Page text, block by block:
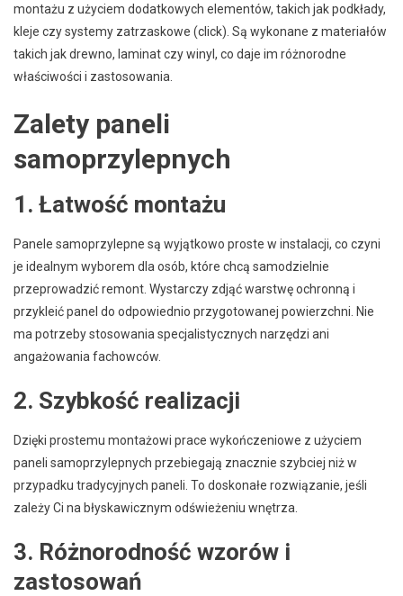
montażu z użyciem dodatkowych elementów, takich jak podkłady,
kleje czy systemy zatrzaskowe (click). Są wykonane z materiałów
takich jak drewno, laminat czy winyl, co daje im różnorodne
właściwości i zastosowania.
Zalety paneli
samoprzylepnych
1. Łatwość montażu
Panele samoprzylepne są wyjątkowo proste w instalacji, co czyni
je idealnym wyborem dla osób, które chcą samodzielnie
przeprowadzić remont. Wystarczy zdjąć warstwę ochronną i
przykleić panel do odpowiednio przygotowanej powierzchni. Nie
ma potrzeby stosowania specjalistycznych narzędzi ani
angażowania fachowców.
2. Szybkość realizacji
Dzięki prostemu montażowi prace wykończeniowe z użyciem
paneli samoprzylepnych przebiegają znacznie szybciej niż w
przypadku tradycyjnych paneli. To doskonałe rozwiązanie, jeśli
zależy Ci na błyskawicznym odświeżeniu wnętrza.
3. Różnorodność wzorów i
zastosowań